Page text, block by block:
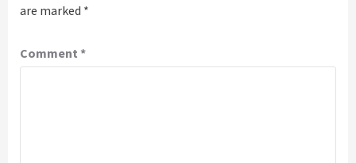
are marked *
Comment *